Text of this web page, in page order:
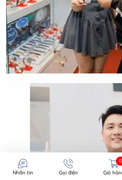
Nhắn tin Gọi điện
0
Giỏ